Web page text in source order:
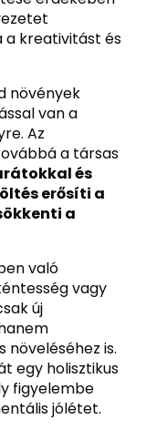
a kreativitást és
növények
van a
Az
a társas
és
erősíti a
a
való
vagy
új
növeléséhez is.
egy holisztikus
figyelembe
jólétet.